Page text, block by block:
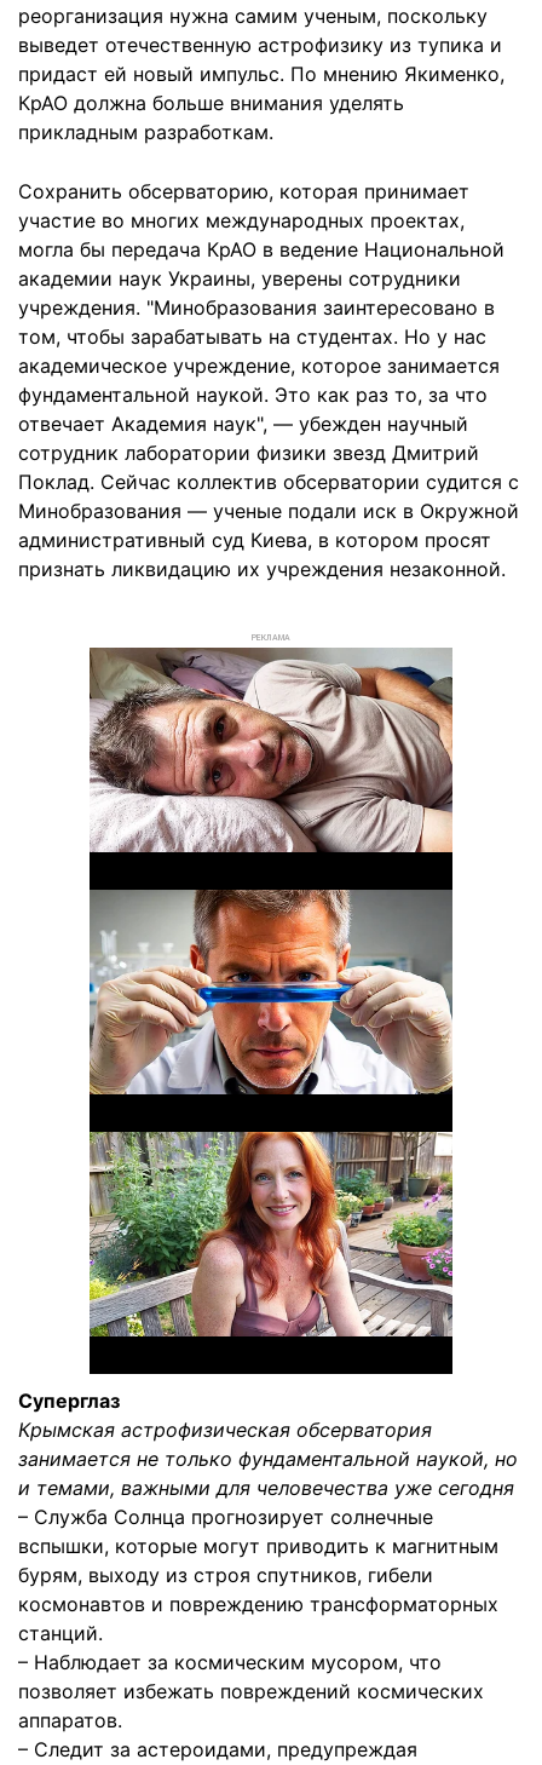
реорганизация нужна самим ученым, поскольку
выведет отечественную астрофизику из тупика и
придаст ей новый импульс. По мнению Якименко,
КрАО должна больше внимания уделять
прикладным разработкам.
Сохранить обсерваторию, которая принимает
участие во многих международных проектах,
могла бы передача КрАО в ведение Национальной
академии наук Украины, уверены сотрудники
учреждения. "Минобразования заинтересовано в
том, чтобы зарабатывать на студентах. Но у нас
академическое учреждение, которое занимается
фундаментальной наукой. Это как раз то, за что
отвечает Академия наук", — убежден научный
сотрудник лаборатории физики звезд Дмитрий
Поклад. Сейчас коллектив обсерватории судится с
Минобразования — ученые подали иск в Окружной
административный суд Киева, в котором просят
признать ликвидацию их учреждения незаконной.
РЕКЛАМА
Суперглаз
Крымская астрофизическая обсерватория
занимается не только фундаментальной наукой, но
и темами, важными для человечества уже сегодня
– Служба Солнца прогнозирует солнечные
вспышки, которые могут приводить к магнитным
бурям, выходу из строя спутников, гибели
космонавтов и повреждению трансформаторных
станций.
– Наблюдает за космическим мусором, что
позволяет избежать повреждений космических
аппаратов.
– Следит за астероидами, предупреждая